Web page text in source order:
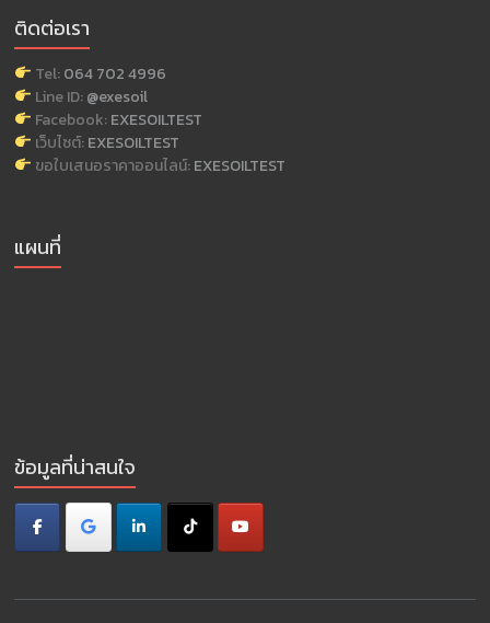
ติดต่อเรา
Tel:064 702 4996
Line ID:@exesoil
Facebook:EXESOILTEST
เว็บไซต์:EXESOILTEST
ขอใบเสนอราคาออนไลน์:EXESOILTEST
แผนที่
ข้อมูลที่น่าสนใจ